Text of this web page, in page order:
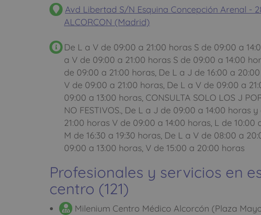
Avd Libertad S/N Esquina Concepción Arenal -
ALCORCON (Madrid)
De L a V de 09:00 a 21:00 horas S de 09:00 a
a V de 09:00 a 21:00 horas S de 09:00 a 14:00
de 09:00 a 21:00 horas, De L a J de 16:00 a
V de 09:00 a 21:00 horas, De L a V de 09:00 a
09:00 a 13:00 horas, CONSULTA SOLO LOS J
NO FESTIVOS., De L a J de 09:00 a 14:00 horas y
21:00 horas V de 09:00 a 14:00 horas, L de 10:00
M de 16:30 a 19:30 horas, De L a V de 08:00 a
09:00 a 13:00 horas, V de 15:00 a 20:00 horas
Profesionales y servicios en
centro (121)
Milenium Centro Médico Alcorcón (Plaza